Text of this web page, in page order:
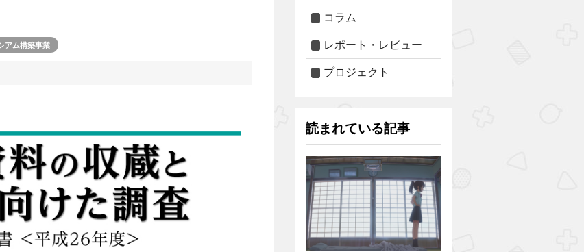
アム構築事業
コラム
レポート・レビュー
プロジェクト
読まれている記事